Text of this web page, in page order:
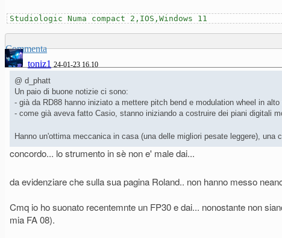
Studiologic Numa compact 2,IOS,Windows 11
Commenta
toniz1 24-01-23 16.10
@ d_phatt
Un paio di buone notizie ci sono:
- già da RD88 hanno iniziato a mettere pitch bend e modulation wheel in
- come già aveva fatto Casio, stanno iniziando a costruire dei piani digitali
Hanno un'ottima meccanica in casa (una delle migliori pesate leggere),
concordo... lo strumento in sè non e' male dai...
da evidenziare che sulla sua pagina Roland.. non hanno messo
Cmq io ho suonato recentemnte un FP30 e dai... nonostante non
mia FA 08).